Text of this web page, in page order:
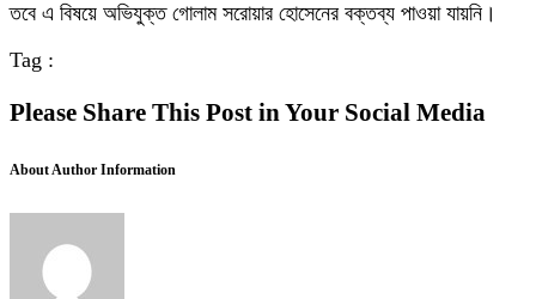
তবে এ বিষয়ে অভিযুক্ত গোলাম সরোয়ার হোসেনের বক্তব্য পাওয়া যায়নি।
Tag :
Please Share This Post in Your Social Media
About Author Information